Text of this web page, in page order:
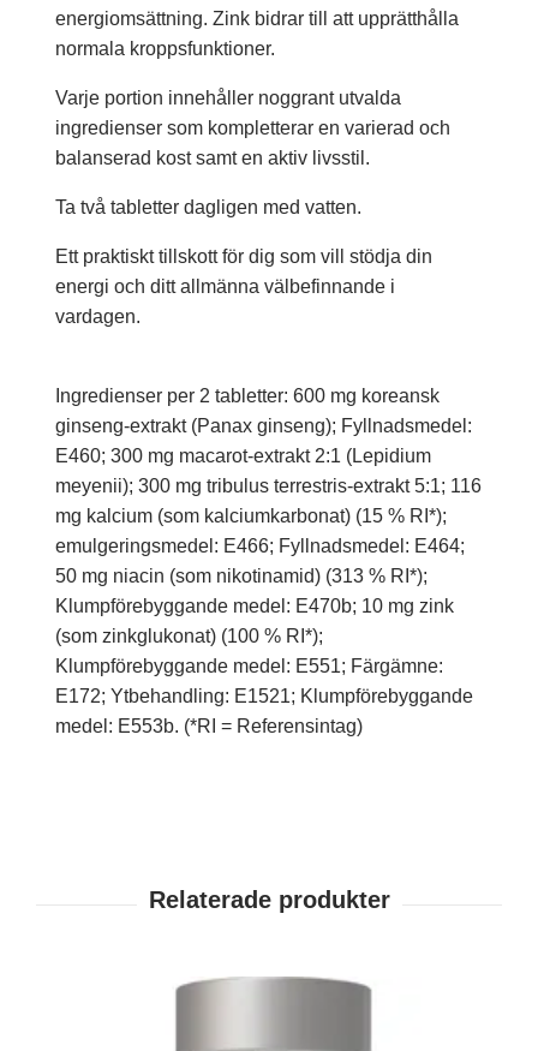
energiomsättning. Zink bidrar till att upprätthålla
normala kroppsfunktioner.
Varje portion innehåller noggrant utvalda
ingredienser som kompletterar en varierad och
balanserad kost samt en aktiv livsstil.
Ta två tabletter dagligen med vatten.
Ett praktiskt tillskott för dig som vill stödja din
energi och ditt allmänna välbefinnande i
vardagen.
Ingredienser per 2 tabletter: 600 mg koreansk
ginseng-extrakt (Panax ginseng); Fyllnadsmedel:
E460; 300 mg macarot-extrakt 2:1 (Lepidium
meyenii); 300 mg tribulus terrestris-extrakt 5:1; 116
mg kalcium (som kalciumkarbonat) (15 % RI*);
emulgeringsmedel: E466; Fyllnadsmedel: E464;
50 mg niacin (som nikotinamid) (313 % RI*);
Klumpförebyggande medel: E470b; 10 mg zink
(som zinkglukonat) (100 % RI*);
Klumpförebyggande medel: E551; Färgämne:
E172; Ytbehandling: E1521; Klumpförebyggande
medel: E553b. (*RI = Referensintag)